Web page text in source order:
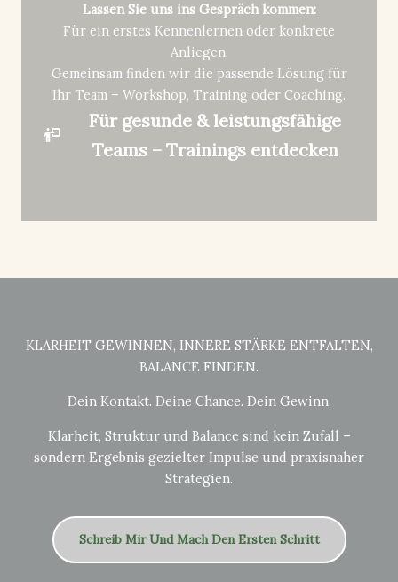
Lassen Sie uns ins Gespräch kommen:
Für ein erstes Kennenlernen oder konkrete
Anliegen.
Gemeinsam finden wir die passende Lösung für
Ihr Team – Workshop, Training oder Coaching.
Für gesunde & leistungsfähige
Teams – Trainings entdecken
KLARHEIT GEWINNEN, INNERE STÄRKE ENTFALTEN,
BALANCE FINDEN.
Dein Kontakt. Deine Chance. Dein Gewinn.
Klarheit, Struktur und Balance sind kein Zufall –
sondern Ergebnis gezielter Impulse und praxisnaher
Strategien.
Schreib Mir Und Mach Den Ersten Schritt